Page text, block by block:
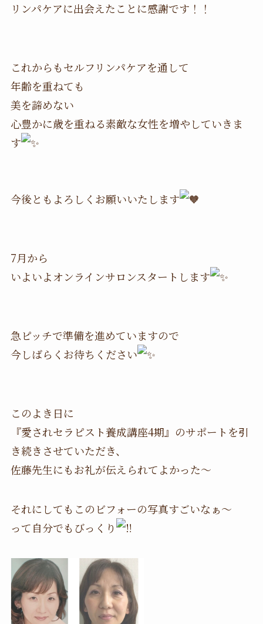
リンパケアに出会えたことに感謝です！！
これからもセルフリンパケアを通して
年齢を重ねても
美を諦めない
心豊かに歳を重ねる素敵な女性を増やしていきま
す
今後ともよろしくお願いいたします
7月から
いよいよオンラインサロンスタートします
急ピッチで準備を進めていますので
今しばらくお待ちください
このよき日に
『愛されセラピスト養成講座4期』のサポートを引
き続きさせていただき、
佐藤先生にもお礼が伝えられてよかった〜
それにしてもこのビフォーの写真すごいなぁ〜
って自分でもびっくり